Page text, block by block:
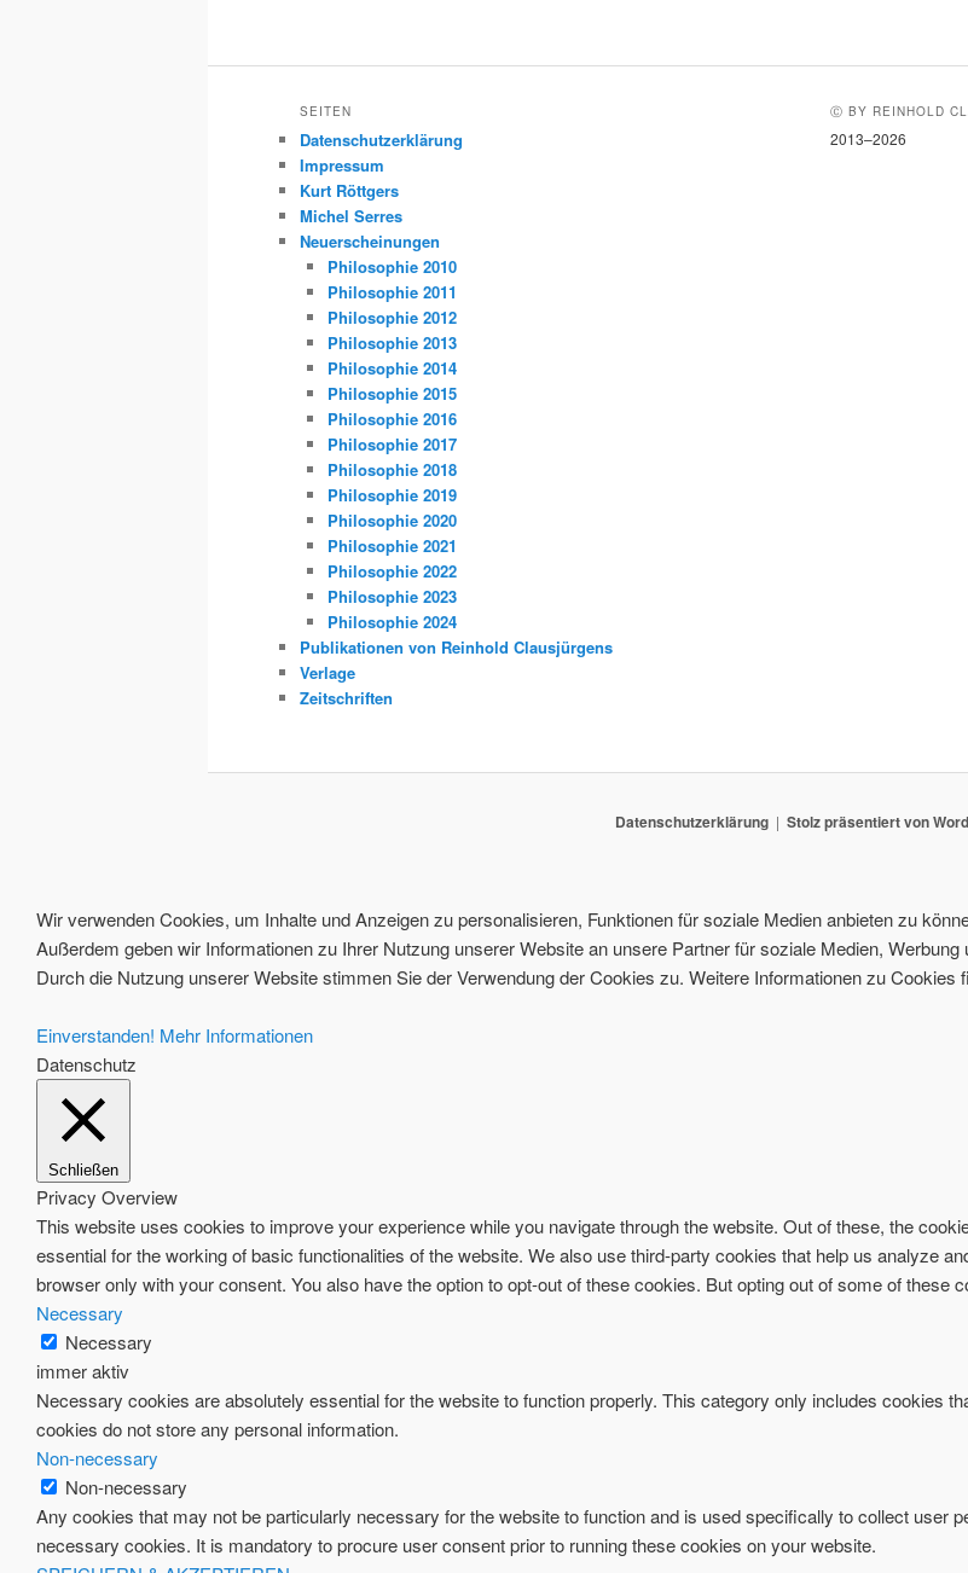
SEITEN
Datenschutzerklärung
Impressum
Kurt Röttgers
Michel Serres
Neuerscheinungen
Philosophie 2010
Philosophie 2011
Philosophie 2012
Philosophie 2013
Philosophie 2014
Philosophie 2015
Philosophie 2016
Philosophie 2017
Philosophie 2018
Philosophie 2019
Philosophie 2020
Philosophie 2021
Philosophie 2022
Philosophie 2023
Philosophie 2024
Publikationen von Reinhold Clausjürgens
Verlage
Zeitschriften
Ⓒ BY REINHOLD
2013–2026
Datenschutzerklärung Stolz präsentiert von
Wir verwenden Cookies, um Inhalte und Anzeigen zu personalisieren, Funktionen für soziale Medien anbieten zu
Außerdem geben wir Informationen zu Ihrer Nutzung unserer Website an unsere Partner für soziale Medien, Werbung
Durch die Nutzung unserer Website stimmen Sie der Verwendung der Cookies zu. Weitere Informationen zu
Einverstanden! Mehr Informationen
Datenschutz
Schließen
Privacy Overview
This website uses cookies to improve your experience while you navigate through the website. Out of these, the
essential for the working of basic functionalities of the website. We also use third-party cookies that help us analyze
browser only with your consent. You also have the option to opt-out of these cookies. But opting out of some of these
Necessary
Necessary
immer aktiv
Necessary cookies are absolutely essential for the website to function properly. This category only includes cookies
cookies do not store any personal information.
Non-necessary
Non-necessary
Any cookies that may not be particularly necessary for the website to function and is used specifically to collect user
necessary cookies. It is mandatory to procure user consent prior to running these cookies on your website.